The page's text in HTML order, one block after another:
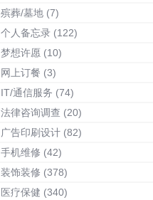
殡葬/墓地 (7)
个人备忘录 (122)
梦想许愿 (10)
网上订餐 (3)
IT/通信服务 (74)
法律咨询调查 (20)
广告印刷设计 (82)
手机维修 (42)
装饰装修 (378)
医疗保健 (340)